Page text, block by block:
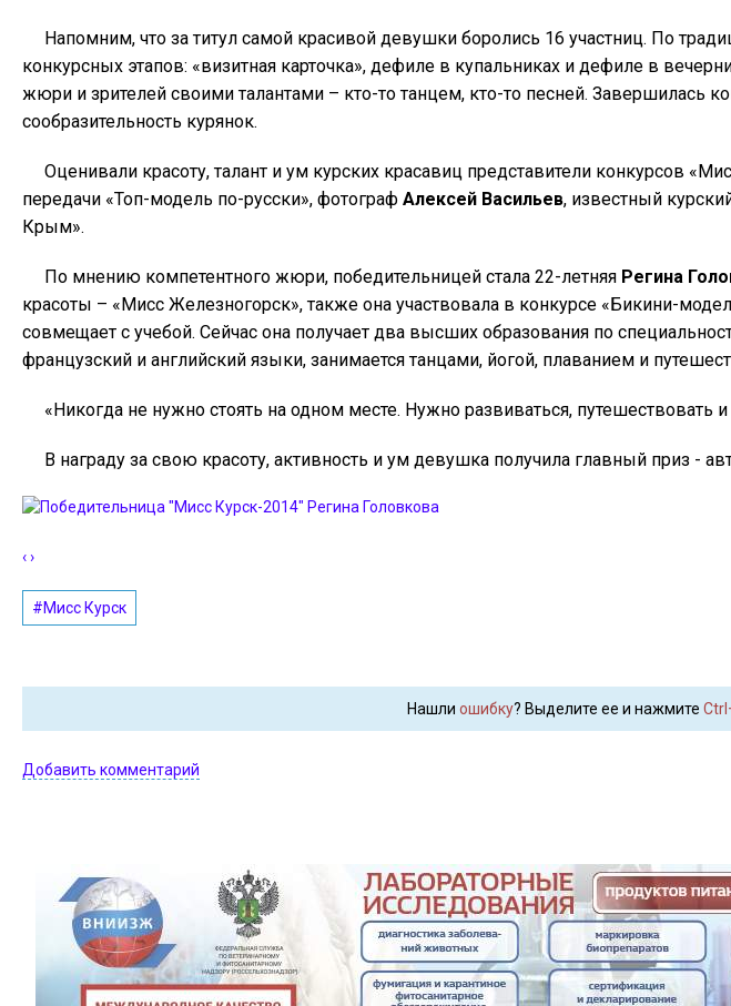
Напомним, что за титул самой красивой девушки боролись 16 участниц. По
конкурсных этапов: «визитная карточка», дефиле в купальниках и дефиле в
жюри и зрителей своими талантами – кто-то танцем, кто-то песней. Завершилась
сообразительность курянок.
Оценивали красоту, талант и ум курских красавиц представители конкурсов
передачи «Топ-модель по-русски», фотограф Алексей Васильев, известный
Крым».
По мнению компетентного жюри, победительницей стала 22-летняя Регина
красоты – «Мисс Железногорск», также она участвовала в конкурсе «Бикини-
совмещает с учебой. Сейчас она получает два высших образования по
французский и английский языки, занимается танцами, йогой, плаванием и
«Никогда не нужно стоять на одном месте. Нужно развиваться, путешествовать
В награду за свою красоту, активность и ум девушка получила главный приз -
‹›
#Мисс Курск
Нашли ошибку? Выделите ее и нажмите
Добавить комментарий